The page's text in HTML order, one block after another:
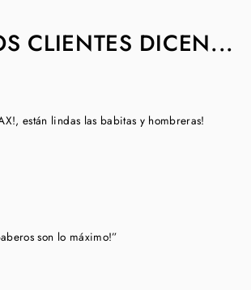
CLIENTES DICEN...
están lindas las babitas y hombreras!
son lo máximo!”